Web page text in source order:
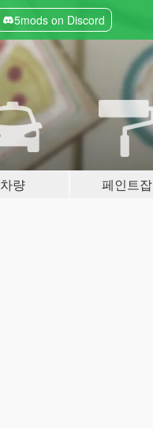
5mods on Discord
차량 페인트잡